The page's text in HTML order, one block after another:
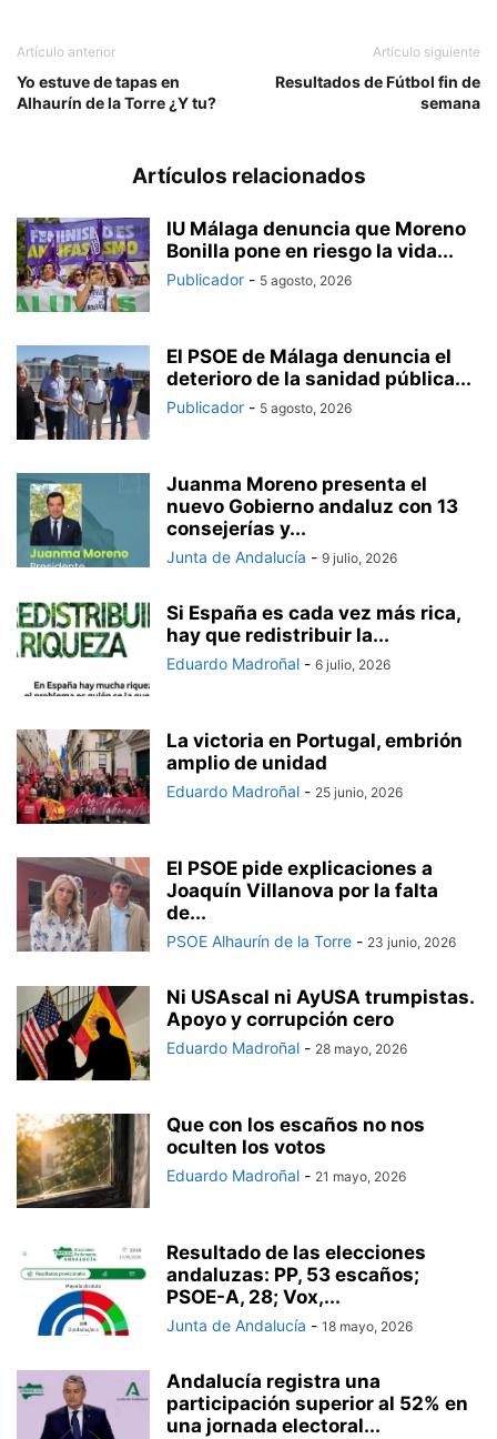
Artículo anterior
Yo estuve de tapas en
Alhaurín de la Torre ¿Y tu?
Artículo siguiente
Resultados de Fútbol fin de
semana
Artículos relacionados
IU Málaga denuncia que Moreno
Bonilla pone en riesgo la vida...
Publicador - 5 agosto, 2026
El PSOE de Málaga denuncia el
deterioro de la sanidad pública...
Publicador - 5 agosto, 2026
Juanma Moreno presenta el
nuevo Gobierno andaluz con 13
consejerías y...
Junta de Andalucía - 9 julio, 2026
Si España es cada vez más rica,
hay que redistribuir la...
Eduardo Madroñal - 6 julio, 2026
La victoria en Portugal, embrión
amplio de unidad
Eduardo Madroñal - 25 junio, 2026
El PSOE pide explicaciones a
Joaquín Villanova por la falta
de...
PSOE Alhaurín de la Torre - 23 junio, 2026
Ni USAscal ni AyUSA trumpistas.
Apoyo y corrupción cero
Eduardo Madroñal - 28 mayo, 2026
Que con los escaños no nos
oculten los votos
Eduardo Madroñal - 21 mayo, 2026
Resultado de las elecciones
andaluzas: PP, 53 escaños;
PSOE-A, 28; Vox,...
Junta de Andalucía - 18 mayo, 2026
Andalucía registra una
participación superior al 52% en
una jornada electoral...